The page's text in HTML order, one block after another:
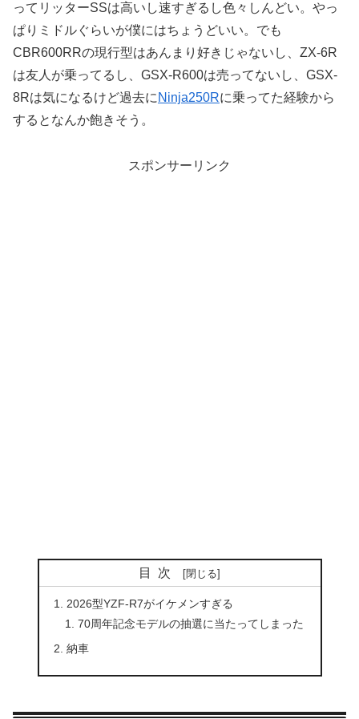
ってリッターSSは高いし速すぎるし色々しんどい。やっ
ぱりミドルぐらいが僕にはちょうどいい。でも
CBR600RRの現行型はあんまり好きじゃないし、ZX-6R
は友人が乗ってるし、GSX-R600は売ってないし、GSX-
8Rは気になるけど過去に Ninja250Rに乗ってた経験から
するとなんか飽きそう。
スポンサーリンク
目次
2026型YZF-R7がイケメンすぎる
70周年記念モデルの抽選に当たってしまった
納車